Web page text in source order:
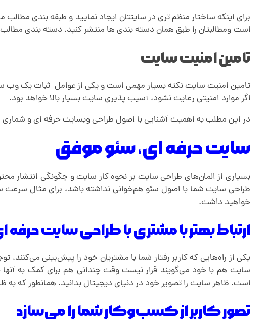
برای اینکه ساختار منظم تری در سایتتان ایجاد نمایید و طبقه بندی مطالب
است ومطالبتان را طبق همان دسته بندی ها منتشر کنید. دسته بندی مطالب
تامین امنیت سایت
تامین امنیت سایت نکته بسیار مهمی است و یکی از عوامل ثبات یک وب
اگر موارد امنیتی رعایت نشود، آسیب پذیری سایت بسیار بالا خواهد بود.
در این مطلب به اهمیت آشنایی با اصول طراحی وبسایت حرفه ای و شماری
سایت حرفه ای، سئو موفق
بسیاری از المان‌های طراحی سایت بر نحوه کار سایت و چگونگی انتشار
طراحی سایت شما با اصول سئو هم‌خوانی نداشته باشد، برای مثال سرعت
خواهید داشت.
ارتباط بهتر با مشتری با طراحی سایت حرفه
یکی از راه‌هایی که کاربر رفتار شما با مشتریان خود را پیش‌بینی
سایت هم با خود می‌گویند قرار نیست وقت چندانی هم برای کمک به
است. ظاهر سایت را تصویر خود در دنیای دیجیتال بدانید. همانطور که
تصور کاربر از کسب‌وکار شما را می‌سازد